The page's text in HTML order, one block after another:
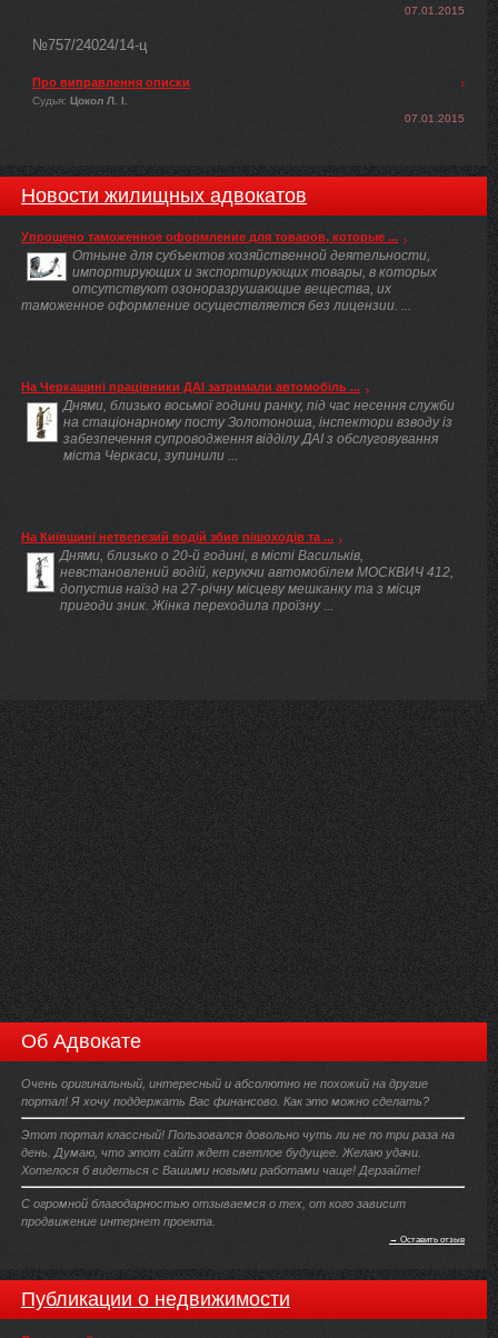
07.01.2015
№757/24024/14-ц
Про виправлення описки
Судья: Цокол Л. І.
07.01.2015
Новости жилищных адвокатов
Упрощено таможенное оформление для товаров, которые ...
Отныне для субъектов хозяйственной деятельности,
импортирующих и экспортирующих товары, в которых
отсутствуют озоноразрушающие вещества, их
таможенное оформление осуществляется без лицензии. ...
На Черкащині працівники ДАІ затримали автомобіль ...
Днями, близько восьмої години ранку, під час несення служби
на стаціонарному посту Золотоноша, інспектори взводу із
забезпечення супроводження відділу ДАІ з обслуговування
міста Черкаси, зупинили ...
На Київщині нетверезий водій збив пішоходів та ...
Днями, близько о 20-й годині, в місті Васильків,
невстановлений водій, керуючи автомобілем МОСКВИЧ 412,
допустив наїзд на 27-річну місцеву мешканку та з місця
пригоди зник. Жінка переходила проїзну ...
Об Адвокате
Очень оригинальный, интересный и абсолютно не похожий на другие
портал! Я хочу поддержать Вас финансово. Как это можно сделать?
Этот портал классный! Пользовался довольно чуть ли не по три раза на
день. Думаю, что этот сайт ждет светлое будущее. Желаю удачи.
Хотелося б видеться с Вашими новыми работами чаще! Дерзайте!
С огромной благодарностью отзываемся о тех, от кого зависит
продвижение интернет проекта.
→ Оставить отзыв
Публикации о недвижимости